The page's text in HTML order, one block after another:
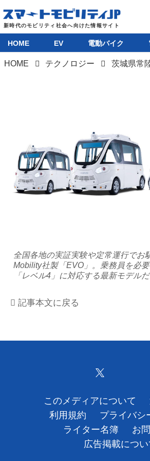
電動バイク
電動キックボード
ライフスタイル
運営会社
利用規約
プライバシーポリシー
広告掲載について
HOME EV 電動バイク
HOME テクノロジー
全国各地の実証実験や定常運行でお
Mobility社製「EVO」。乗務員を必
「レベル4」に対応する最新モデルだ
記事本文に戻る
このメディアについて
利用規約
プライバシ
ライター名簿
お
広告掲載につい